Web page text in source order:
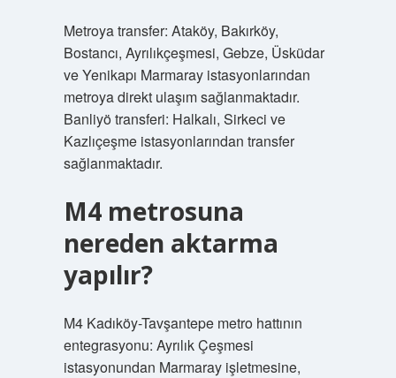
Metroya transfer: Ataköy, Bakırköy,
Bostancı, Ayrılıkçeşmesi, Gebze, Üsküdar
ve Yenikapı Marmaray istasyonlarından
metroya direkt ulaşım sağlanmaktadır.
Banliyö transferi: Halkalı, Sirkeci ve
Kazlıçeşme istasyonlarından transfer
sağlanmaktadır.
M4 metrosuna
nereden aktarma
yapılır?
M4 Kadıköy-Tavşantepe metro hattının
entegrasyonu: Ayrılık Çeşmesi
istasyonundan Marmaray işletmesine,